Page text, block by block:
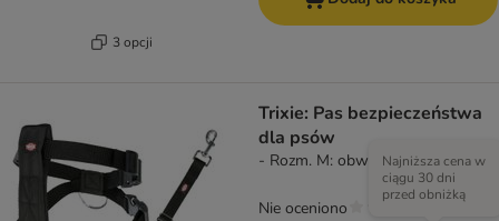
3 opcji
Trixie: Pas bezpieczeństwa
dla psów
- Rozm. M: obwód 50 - 70 cm
Najniższa cena w
ciągu 30 dni
przed obniżką
Nie oceniono